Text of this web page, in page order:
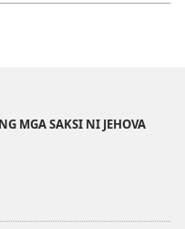
MGA SAKSI NI JEHOVA